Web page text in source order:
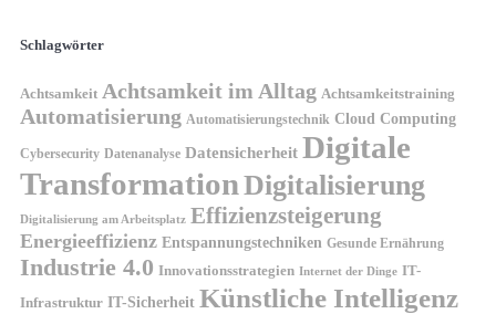
Schlagwörter
Achtsamkeit Achtsamkeit im Alltag Achtsamkeitstraining
Automatisierung Automatisierungstechnik Cloud Computing
Cybersecurity Datenanalyse Datensicherheit Digitale
TransformationDigitalisierung
Digitalisierung am Arbeitsplatz Effizienzsteigerung
Energieeffizienz Entspannungstechniken Gesunde Ernährung
Industrie 4.0 Innovationsstrategien Internet der Dinge IT-
Infrastruktur IT-Sicherheit Künstliche Intelligenz